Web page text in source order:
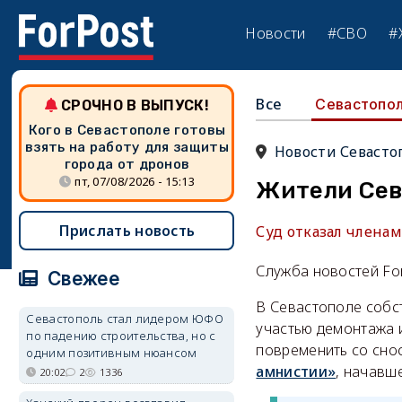
Новости #СВО
Все
Новости
Жители
Суд отказал
Служба новостей
В Севастополе
участью демонтажа
повременить со
амнистии»,
СРОЧНО В ВЫПУСК!
Кого в Севастополе готовы
взять на работу для защиты
города от дронов
пт, 07/08/2026 - 15:13
Прислать новость
Свежее
Севастополь стал лидером ЮФО
по падению строительства, но с
одним позитивным нюансом
20:02 2 1336